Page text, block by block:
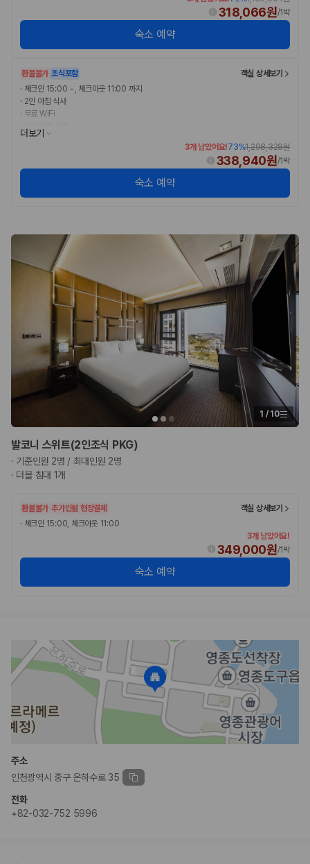
318,066원/1박
숙소 예약
환불불가 조식포함
객실 상세보기
· 체크인 15:00 ~, 체크아웃 11:00 까지
· 2인 아침 식사
· 무료 WiFi
무료 셀프 주차
더보기
3개 남았어요!73%1,298,328원
338,940원/1박
숙소 예약
1 /10
발코니 스위트(2인조식 PKG)
· 기준인원 2명 / 최대인원 2명
· 더블 침대 1개
환불불가 추가인원 현장결제
객실 상세보기
· 체크인 15:00, 체크아웃 11:00
3개 남았어요!
349,000원/1박
숙소 예약
주소
인천광역시 중구 은하수로 35
전화
+82-032-752 5996